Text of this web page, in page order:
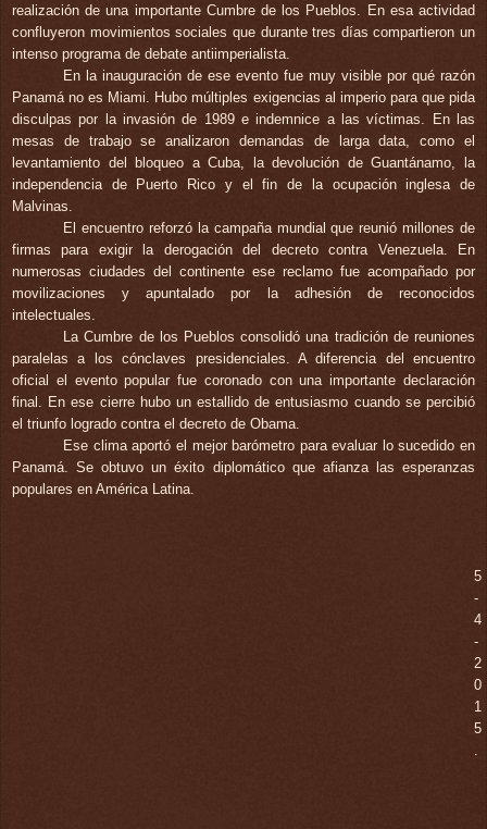
realización de una importante Cumbre de los Pueblos. En esa actividad
confluyeron movimientos sociales que durante tres días compartieron un
intenso programa de debate antiimperialista.
En la inauguración de ese evento fue muy visible por qué razón
Panamá no es Miami. Hubo múltiples exigencias al imperio para que pida
disculpas por la invasión de 1989 e indemnice a las víctimas. En las
mesas de trabajo se analizaron demandas de larga data, como el
levantamiento del bloqueo a Cuba, la devolución de Guantánamo, la
independencia de Puerto Rico y el fin de la ocupación inglesa de
Malvinas.
El encuentro reforzó la campaña mundial que reunió millones de
firmas para exigir la derogación del decreto contra Venezuela. En
numerosas ciudades del continente ese reclamo fue acompañado por
movilizaciones y apuntalado por la adhesión de reconocidos
intelectuales.
La Cumbre de los Pueblos consolidó una tradición de reuniones
paralelas a los cónclaves presidenciales. A diferencia del encuentro
oficial el evento popular fue coronado con una importante declaración
final. En ese cierre hubo un estallido de entusiasmo cuando se percibió
el triunfo logrado contra el decreto de Obama.
Ese clima aportó el mejor barómetro para evaluar lo sucedido en
Panamá. Se obtuvo un éxito diplomático que afianza las esperanzas
populares en América Latina.
5
-
4
-
2
0
1
5